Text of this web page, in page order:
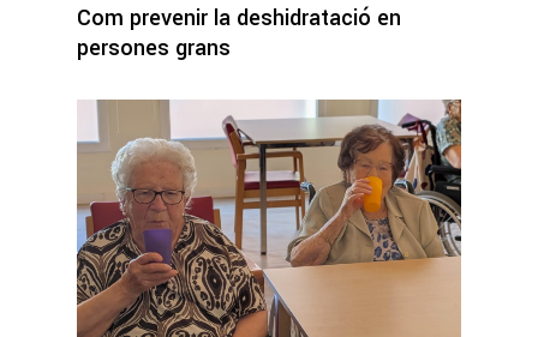
Com prevenir la deshidratació en
persones grans